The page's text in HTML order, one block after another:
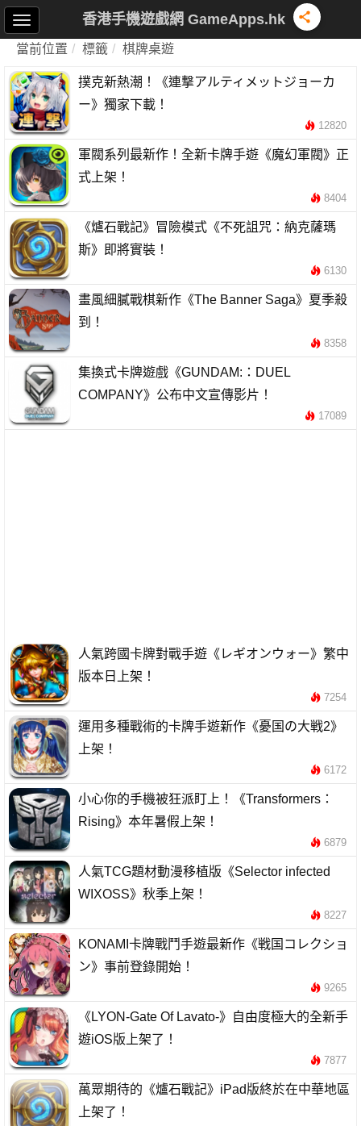
香港手機遊戲網 GameApps.hk
當前位置 標籤 棋牌桌遊
撲克新熱潮！《連撃アルティメットジョーカ
ー》獨家下載！
12820
軍閥系列最新作！全新卡牌手遊《魔幻軍閥》正
式上架！
8404
《爐石戰記》冒險模式《不死詛咒：納克薩瑪
斯》即將實裝！
6130
畫風細膩戰棋新作《The Banner Saga》夏季殺
到！
8358
集換式卡牌遊戲《GUNDAM:：DUEL
COMPANY》公布中文宣傳影片！
17089
人氣跨國卡牌對戰手遊《レギオンウォー》繁中
版本日上架！
7254
運用多種戰術的卡牌手遊新作《憂国の大戦2》
上架！
6172
小心你的手機被狂派盯上！《Transformers：
Rising》本年暑假上架！
6879
人氣TCG題材動漫移植版《Selector infected
WIXOSS》秋季上架！
8227
KONAMI卡牌戰鬥手遊最新作《戦国コレクショ
ン》事前登錄開始！
9265
《LYON-Gate Of Lavato-》自由度極大的全新手
遊iOS版上架了！
7877
萬眾期待的《爐石戰記》iPad版終於在中華地區
上架了！